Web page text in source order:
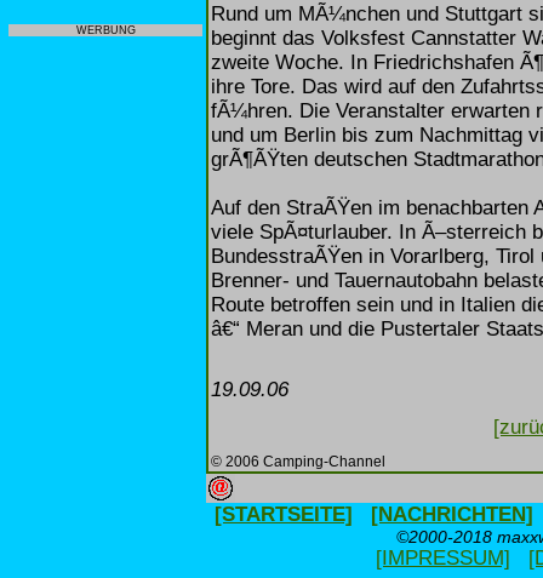
WERBUNG
Rund um MÃ¼nchen und Stuttgart
beginnt das Volksfest Cannstatter
zweite Woche. In Friedrichshafen
ihre Tore. Das wird auf den
fÃ¼hren. Die Veranstalter erwarten
und um Berlin bis zum Nachmittag
grÃ¶ÃŸten deutschen
Auf den StraÃŸen im benachbarten
viele SpÃ¤turlauber. In Ã–sterreich
BundesstraÃŸen in Vorarlberg,
Brenner- und Tauernautobahn
Route betroffen sein und in Italien
â€“ Meran und die Pustertaler
19.09.06
© 2006 Camping-Channel
[STARTSEITE] [NACHRICHTEN]
©2000-2018
[IMPRESSUM]